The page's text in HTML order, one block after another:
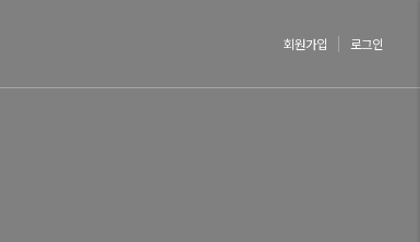
회원가입 로그인